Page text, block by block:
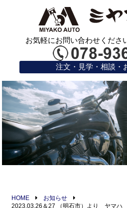
お気軽にお問い合わせくださ
注文・見学・相談・
HOME
お知らせ
2023.03.26＆27 （明石市）より ヤマ